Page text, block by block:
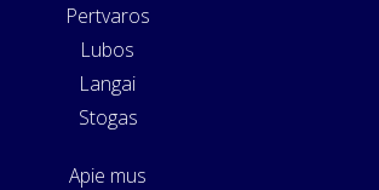
Pertvaros
Lubos
Langai
Stogas
Apie mus